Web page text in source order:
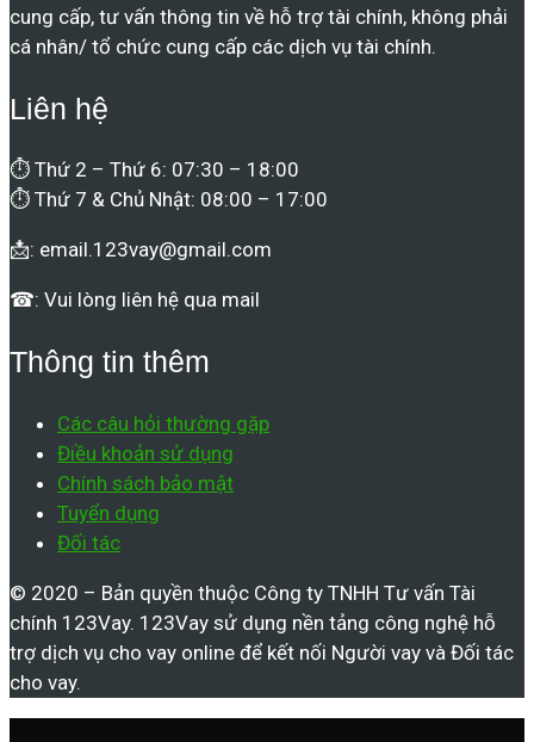
cung cấp, tư vấn thông tin về hỗ trợ tài chính, không phải
cá nhân/ tổ chức cung cấp các dịch vụ tài chính.
Liên hệ
⏱ Thứ 2 – Thứ 6: 07:30 – 18:00
⏱ Thứ 7 & Chủ Nhật: 08:00 – 17:00
📩: email.123vay@gmail.com
☎: Vui lòng liên hệ qua mail
Thông tin thêm
Các câu hỏi thường gặp
Điều khoản sử dụng
Chính sách bảo mật
Tuyển dụng
Đối tác
© 2020 – Bản quyền thuộc Công ty TNHH Tư vấn Tài
chính 123Vay. 123Vay sử dụng nền tảng công nghệ hỗ
trợ dịch vụ cho vay online để kết nối Người vay và Đối tác
cho vay.